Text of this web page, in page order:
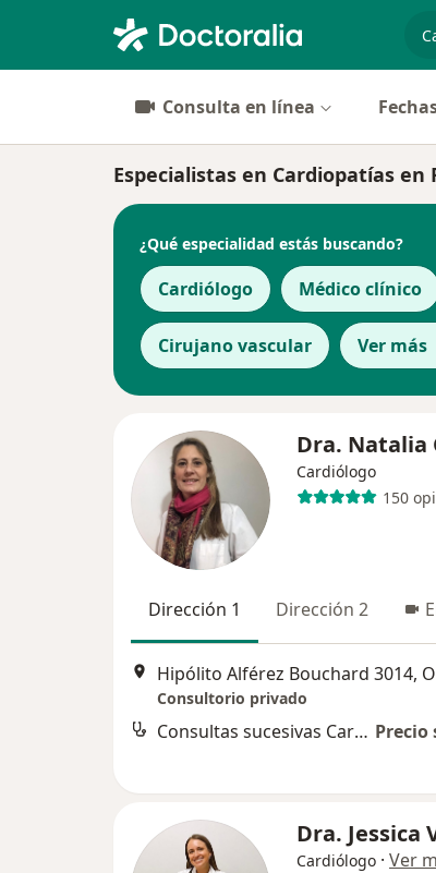
Consulta en línea
Especialistas en Cardiopatías en
¿Qué especialidad estás buscando?
Cardiólogo Médico clínico
Cirujano vascular Ver más
Dra. Natalia
Cardiólogo
150
Dirección 1 Dirección 2
Hipólito Alférez Bouchard 3014,
Consultorio privado
Consultas sucesivas Cardiología Precio
Dra. Jessica
Cardiólogo · Ver